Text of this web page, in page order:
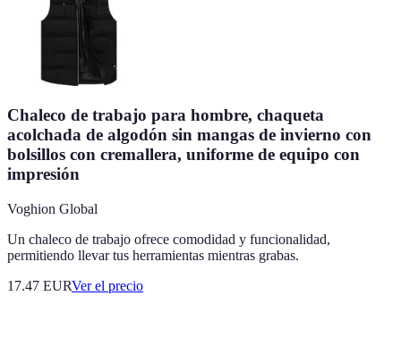
Chaleco de trabajo para hombre, chaqueta
acolchada de algodón sin mangas de invierno con
bolsillos con cremallera, uniforme de equipo con
impresión
Voghion Global
Un chaleco de trabajo ofrece comodidad y funcionalidad,
permitiendo llevar tus herramientas mientras grabas.
17.47 EURVer el precio